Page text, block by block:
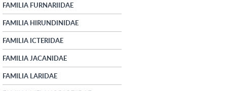
FAMILIA FURNARIIDAE
FAMILIA HIRUNDINIDAE
FAMILIA ICTERIDAE
FAMILIA JACANIDAE
FAMILIA LARIDAE